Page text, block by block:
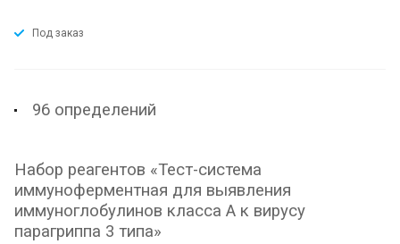
Под заказ
96 определений
Набор реагентов «Тест-система
иммуноферментная для выявления
иммуноглобулинов класса А к вирусу
парагриппа 3 типа»